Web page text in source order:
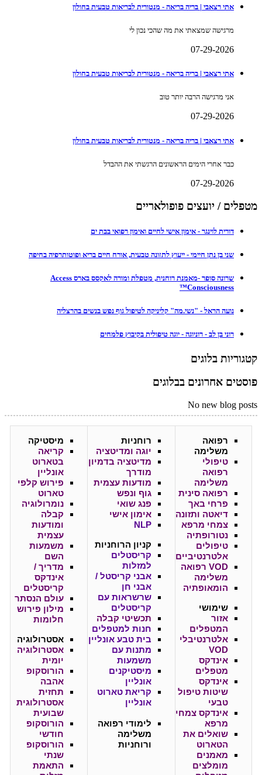
אתי רצאבי | בריה בריאה - מנטורית לבריאות טבעית בחולון
מרגישה שמצאתי את מה שהכי נכון לי
07-29-2026
אתי רצאבי | בריה בריאה - מנטורית לבריאות טבעית בחולון
אני מרגישה הרבה יותר טוב
07-29-2026
אתי רצאבי | בריה בריאה - מנטורית לבריאות טבעית בחולון
כבר אחרי הימים הראשונים הרגשתי את ההבדל
07-29-2026
מטפלים / יועצים פופולאריים
דורית לוינגר - אימון אישי לחיים ואימון רפואי בבת ים
שני בן נתן חיימי - ייעוץ לתזונה טבעית, אורח חיים בריא ופוטותרפיה בחיפה
שרונה סופר -מאמנת רוחנית, מטפלת ומורה לאקסס בארס Access
Consciousness™
נועה הראל - "נשי.מה" קליניקה לטיפול גוף נפש בנשים בהרצליה
רוני בן לב - רוניוגה - יוגה טיפולית בקיבוץ פלמחים
קטגוריות בלוגים
פוסטים אחרונים בבלוגים
No new blog posts
רפואה
משלימה
טיפולי
רפואה
משלימה
רפואה סינית
פרחי באך
דיאטה ותזונה
צמחי מרפא
נטורופתיה
טיפולים
אלטרנטיביים
VOD רפואה
משלימה
הומאופתיה
שימושי
אזור
המטפלים
אלטרנטיבלי
VOD
אינדקס
מטפלים
אינדקס
שיטות טיפול
טבעי
אינדקס צמחי
מרפא
שואלים את
הטארוט
מאמנים
מומלצים
רוחניות
יוגה ומדיטציה
מדיטציה בדמיון
מודרך
מודעות עצמית
גוף ונפש
פנג שואי
אימון אישי
NLP
קניון הרוחניות
קריסטלים
למזלות
אבני קריסטל /
אבני חן
שרשראות עם
קריסטלים
תכשיטי קבלה
חנות למטפלים
בית טבע אונליין
מתנות עם
משמעות
מיסטיקנים
אונליין
קריאת טארוט
אונליין
לימודי רפואה
משלימה
ורוחניות
מיסטיקה
קריאה
בטארוט
אונליין
פירוש קלפי
טארוט
נומרולוגיה
קבלה
ומודעות
עצמית
משמעות
השם
מדריך /
אינדקס
קריסטלים
עולם הנסתר
מילון פירוש
חלומות
אסטרולוגיה
אסטרולוגיה
יומית
הורוסקופ
אהבה
תחזית
אסטרולוגית
שבועית
הורוסקופ
חודשי
הורוסקופ
שנתי
התאמת